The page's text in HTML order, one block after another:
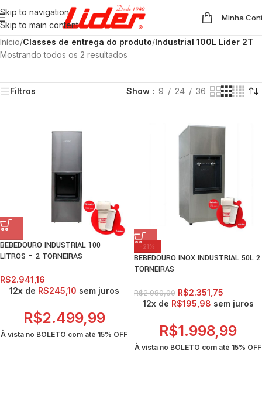
Skip to navigation
Skip to main content
Minha
Início/Classes de entrega do produto/Industrial 100L Lider 2T
Mostrando todos os 2 resultados
Filtros Show 9 24 36
BEBEDOURO INDUSTRIAL 100
LITROS – 2 TORNEIRAS
R$2.941,16
12x de R$245,10 sem juros
R$2.499,99
À vista no BOLETO com até 15% OFF
-21%
BEBEDOURO INOX INDUSTRIAL 50L 2
TORNEIRAS
R$2.980,00 R$2.351,75
12x de R$195,98 sem juros
R$1.998,99
À vista no BOLETO com até 15% OFF